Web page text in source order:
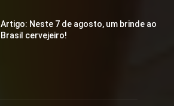
Artigo: Neste 7 de agosto, um brinde ao
Brasil cervejeiro!